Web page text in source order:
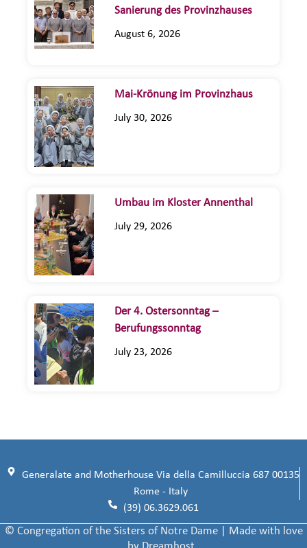
Sanierung des Provinzhauses
August 6, 2026
Mai-Krönung im Provinzhaus
July 30, 2026
Umbau im Kloster Annenthal
July 29, 2026
Der 4. Ostersonntag –
Berufungssonntag
July 23, 2026
Generalate and Motherhouse Via della Camilluccia 687 00135
Rome - Italy
(39) 06.3629.061
© Congregation of the Sisters of Notre Dame | Made with love